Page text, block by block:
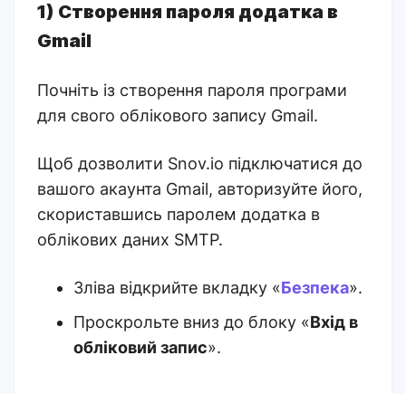
1) Створення пароля додатка в
Gmail
Почніть із створення пароля програми
для свого облікового запису Gmail.
Щоб дозволити Snov.io підключатися до
вашого акаунта Gmail, авторизуйте його,
скориставшись паролем додатка в
облікових даних SMTP.
Зліва відкрийте вкладку «Безпека».
Проскрольте вниз до блоку «Вхід в
обліковий запис».